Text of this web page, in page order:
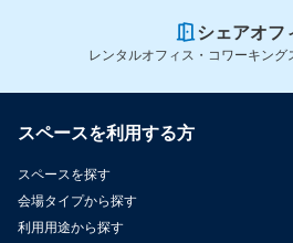
シェアオフ
レンタルオフィス・コワーキン
スペースを利用する方
スペースを探す
会場タイプから探す
利用用途から探す